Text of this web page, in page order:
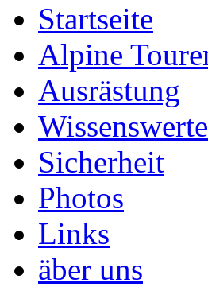
Startseite
Alpine
Ausrästung
Sicherheit
Photos
Links
äber uns